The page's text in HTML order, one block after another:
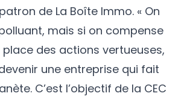
de La Boîte Immo. « On
mais si on compense
des actions vertueuses,
une entreprise qui fait
C’est l’objectif de la CEC